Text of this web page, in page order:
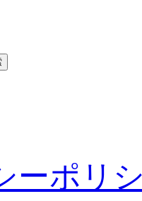
ーポリ